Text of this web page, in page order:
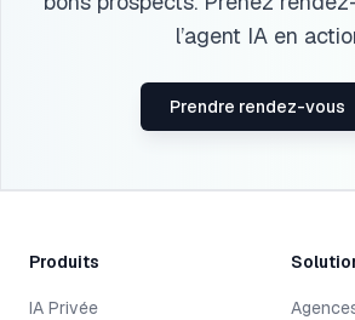
l’agent IA en
Prendre rendez-vous
Produits
IA Privée